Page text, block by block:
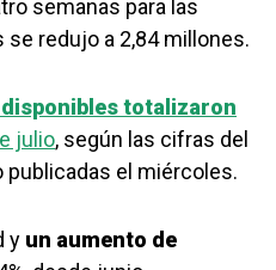
semanas para las
redujo a 2,84 millones.
totalizaron
julio, según las cifras del
publicadas el miércoles.
y un aumento de